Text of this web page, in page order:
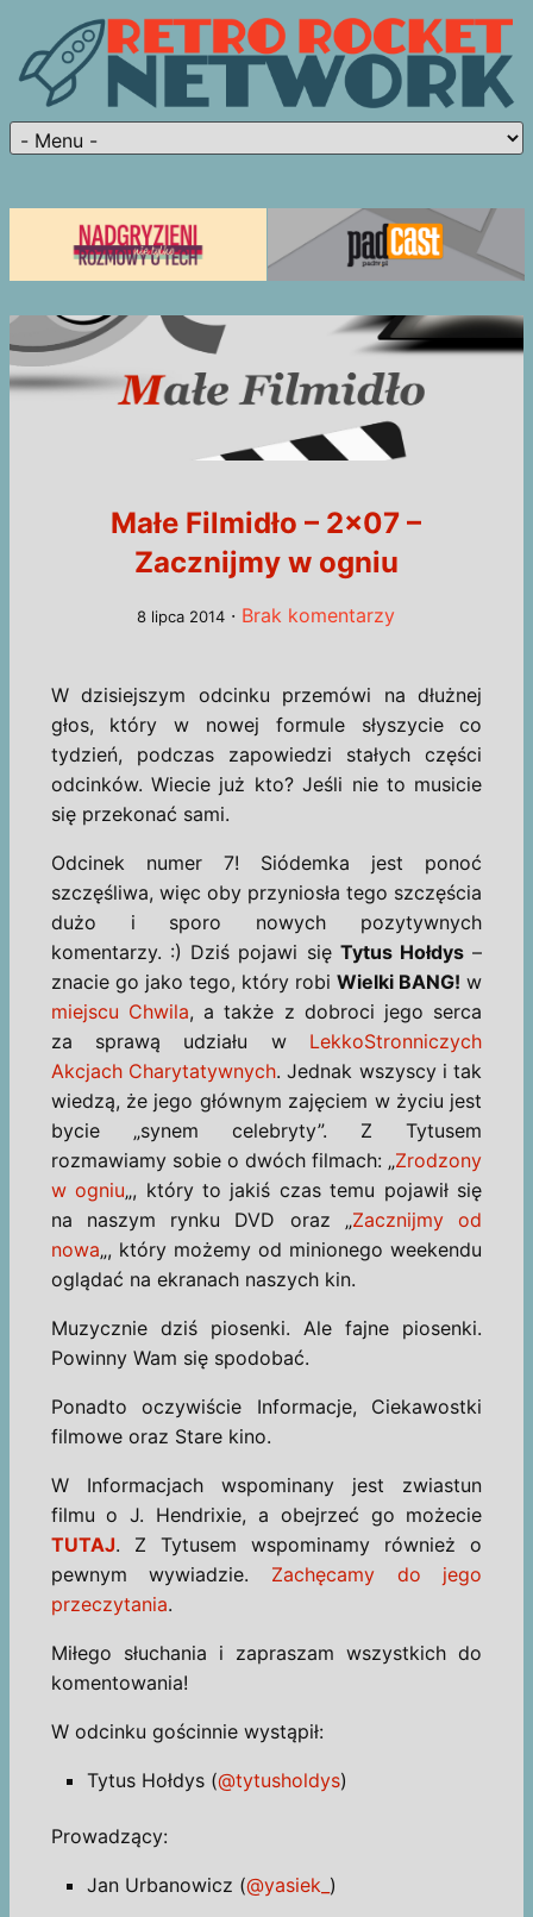
Małe Filmidło – 2×07 –
Zacznijmy w ogniu
8 lipca 2014 · Brak komentarzy
W dzisiejszym odcinku przemówi na dłużnej
głos, który w nowej formule słyszycie co
tydzień, podczas zapowiedzi stałych części
odcinków. Wiecie już kto? Jeśli nie to musicie
się przekonać sami.
Odcinek numer 7! Siódemka jest ponoć
szczęśliwa, więc oby przyniosła tego szczęścia
dużo i sporo nowych pozytywnych
komentarzy. :) Dziś pojawi się Tytus Hołdys –
znacie go jako tego, który robiWielki BANG! w
miejscu Chwila, a także z dobroci jego serca
za sprawą udziału w LekkoStronniczych
Akcjach Charytatywnych. Jednak wszyscy i tak
wiedzą, że jego głównym zajęciem w życiu jest
bycie „synem celebryty”. Z Tytusem
rozmawiamy sobie o dwóch filmach: „Zrodzony
w ogniu„, który to jakiś czas temu pojawił się
na naszym rynku DVD oraz „Zacznijmy od
nowa„, który możemy od minionego weekendu
oglądać na ekranach naszych kin.
Muzycznie dziś piosenki. Ale fajne piosenki.
Powinny Wam się spodobać.
Ponadto oczywiście Informacje, Ciekawostki
filmowe oraz Stare kino.
W Informacjach wspominany jest zwiastun
filmu o J. Hendrixie, a obejrzeć go możecie
TUTAJ. Z Tytusem wspominamy również o
pewnym wywiadzie. Zachęcamy do jego
przeczytania.
Miłego słuchania i zapraszam wszystkich do
komentowania!
W odcinku gościnnie wystąpił:
Tytus Hołdys (@tytusholdys)
Prowadzący:
Jan Urbanowicz (@yasiek_ )